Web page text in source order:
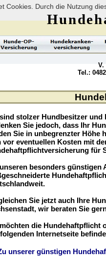
Cookies. Durch die Nutzung
stolzer Hundbesitzer und
Sie jedoch, dass Ihr
Sie in unbegrenzter Höhe
vor eventuellen Kosten mit
für
besonders günstigen
Sie jetzt auch Ihre
wir beraten Sie
die Hundehaftpflicht
Internetseite
unserer günstigen
V.
Tel.: